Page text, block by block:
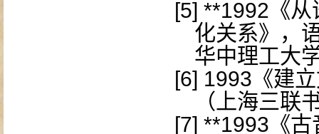
[5] **1992 《
化关系》，
华中理工大
[6] 1993 《建
（上海三联
[7] **1993 《